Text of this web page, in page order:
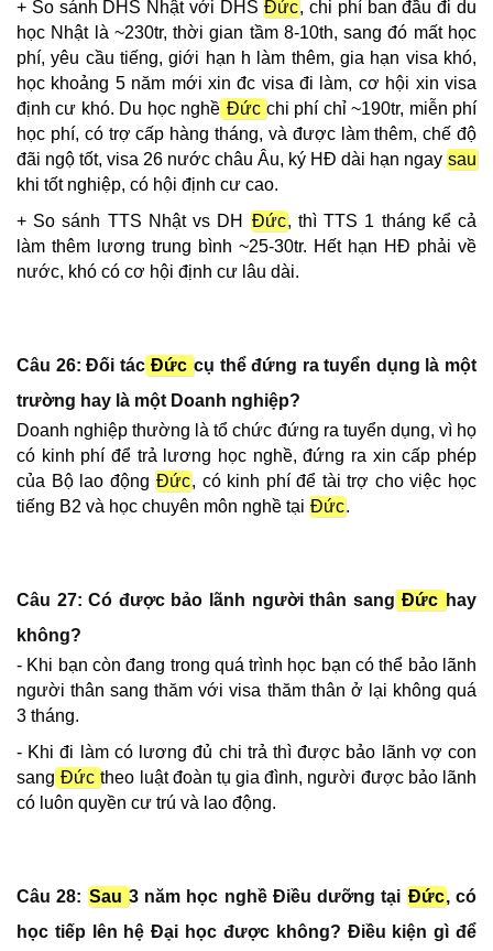
+ So sánh DHS Nhật với DHS Đức, chi phí ban đầu đi du
học Nhật là ~230tr, thời gian tầm 8-10th, sang đó mất học
phí, yêu cầu tiếng, giới hạn h làm thêm, gia hạn visa khó,
học khoảng 5 năm mới xin đc visa đi làm, cơ hội xin visa
định cư khó. Du học nghề Đức chi phí chỉ ~190tr, miễn phí
học phí, có trợ cấp hàng tháng, và được làm thêm, chế độ
đãi ngộ tốt, visa 26 nước châu Âu, ký HĐ dài hạn ngay sau
khi tốt nghiệp, có hội định cư cao.
+ So sánh TTS Nhật vs DH Đức, thì TTS 1 tháng kể cả
làm thêm lương trung bình ~25-30tr. Hết hạn HĐ phải về
nước, khó có cơ hội định cư lâu dài.
Câu 26: Đối tác Đức cụ thể đứng ra tuyển dụng là một
trường hay là một Doanh nghiệp?
Doanh nghiệp thường là tổ chức đứng ra tuyển dụng, vì họ
có kinh phí để trả lương học nghề, đứng ra xin cấp phép
của Bộ lao động Đức, có kinh phí để tài trợ cho việc học
tiếng B2 và học chuyên môn nghề tại Đức.
Câu 27: Có được bảo lãnh người thân sang Đức hay
không?
- Khi bạn còn đang trong quá trình học bạn có thể bảo lãnh
người thân sang thăm với visa thăm thân ở lại không quá
3 tháng.
- Khi đi làm có lương đủ chi trả thì được bảo lãnh vợ con
sang Đức theo luật đoàn tụ gia đình, người được bảo lãnh
có luôn quyền cư trú và lao động.
Câu 28: Sau 3 năm học nghề Điều dưỡng tại Đức, có
học tiếp lên hệ Đại học được không? Điều kiện gì để